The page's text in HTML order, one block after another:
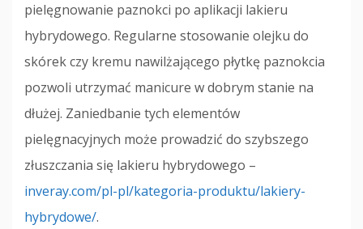
pielęgnowanie paznokci po aplikacji lakieru
hybrydowego. Regularne stosowanie olejku do
skórek czy kremu nawilżającego płytkę paznokcia
pozwoli utrzymać manicure w dobrym stanie na
dłużej. Zaniedbanie tych elementów
pielęgnacyjnych może prowadzić do szybszego
złuszczania się lakieru hybrydowego –
inveray.com/pl-pl/kategoria-produktu/lakiery-
hybrydowe/.